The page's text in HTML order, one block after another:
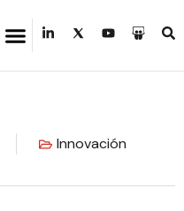
Innovación